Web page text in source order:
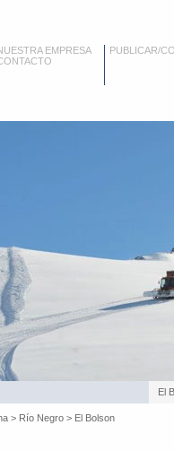
EMPRESA
PUBLICAR/
El
> Río Negro > El Bolson